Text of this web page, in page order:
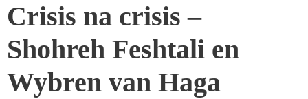
Crisis na crisis –
Shohreh Feshtali en
Wybren van Haga